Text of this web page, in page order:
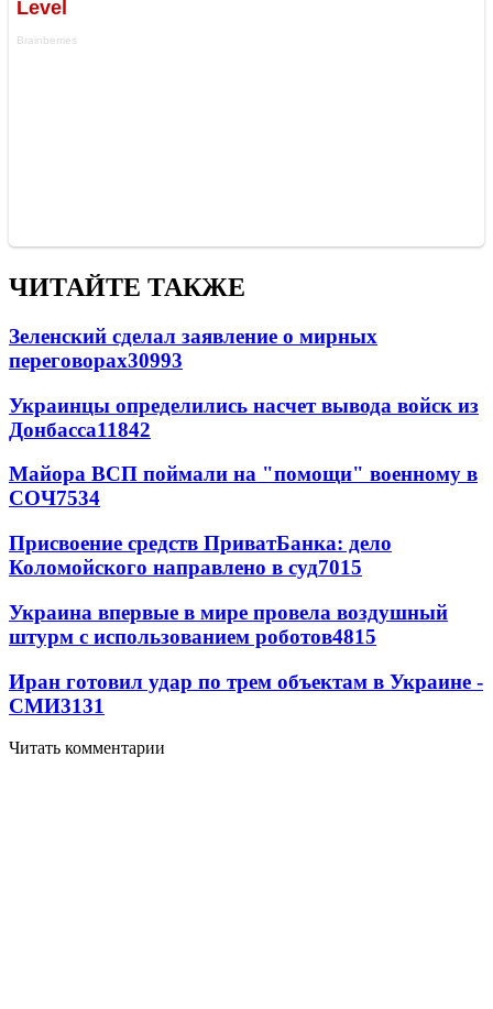
ЧИТАЙТЕ ТАКЖЕ
Зеленский сделал заявление о мирных
переговорах30993
Украинцы определились насчет вывода войск из
Донбасса11842
Майора ВСП поймали на "помощи" военному в
СОЧ7534
Присвоение средств ПриватБанка: дело
Коломойского направлено в суд7015
Украина впервые в мире провела воздушный
штурм с использованием роботов4815
Иран готовил удар по трем объектам в Украине -
СМИ3131
Читать комментарии